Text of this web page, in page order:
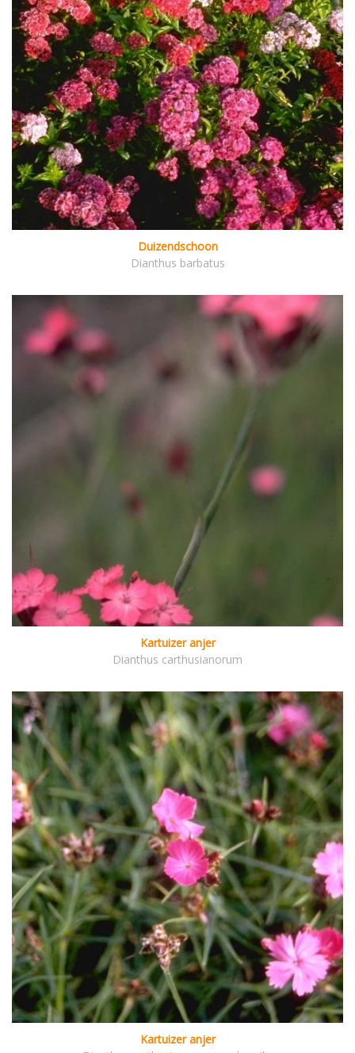
Duizendschoon
Dianthus barbatus
Kartuizer anjer
Dianthus carthusianorum
Kartuizer anjer